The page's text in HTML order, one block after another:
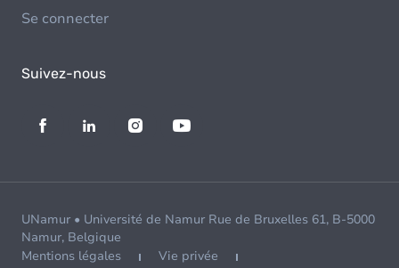
Se connecter
Suivez-nous
UNamur • Université de Namur Rue de Bruxelles 61, B-5000
Namur, Belgique
Mentions légales
Vie privée